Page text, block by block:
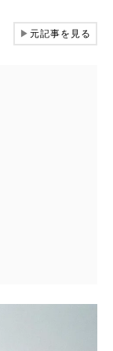
▶元記事を見る